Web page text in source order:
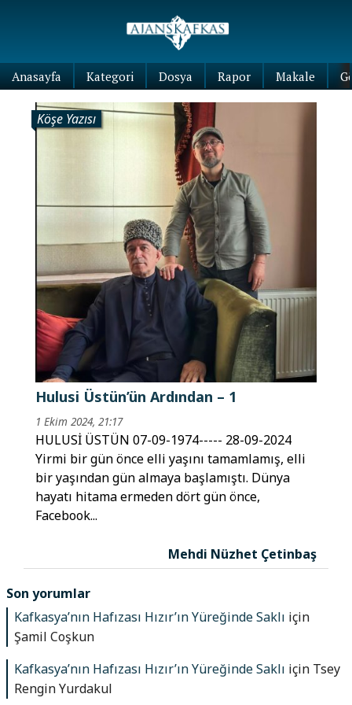
Anasayfa Kategori Dosya Rapor Makale
Köşe Yazısı
Hulusi Üstün’ün Ardından – 1
1 Ekim 2024, 21:17
HULUSİ ÜSTÜN 07-09-1974----- 28-09-2024
Yirmi bir gün önce elli yaşını tamamlamış, elli
bir yaşından gün almaya başlamıştı. Dünya
hayatı hitama ermeden dört gün önce,
Facebook...
Mehdi Nüzhet Çetinbaş
Son yorumlar
Kafkasya’nın Hafızası Hızır’ın Yüreğinde Saklı için
Şamil Coşkun
Kafkasya’nın Hafızası Hızır’ın Yüreğinde Saklı için Tsey
Rengin Yurdakul